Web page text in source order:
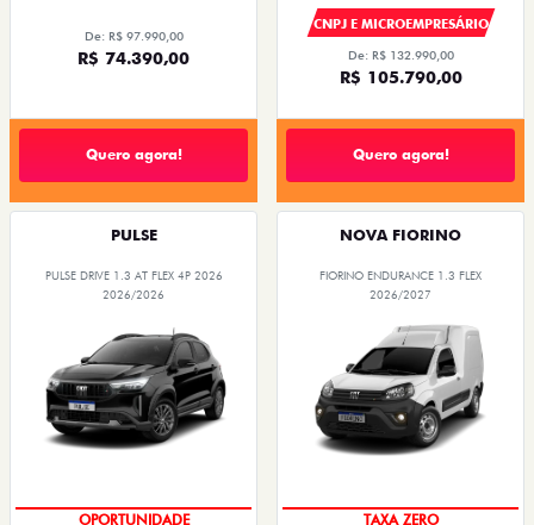
De: R$ 97.990,00
R$ 74.390,00
Quero agora!
CNPJ E MICROEMPRESÁRIO
De: R$ 132.990,00
R$ 105.790,00
Quero agora!
PULSE
PULSE DRIVE 1.3 AT FLEX 4P 2026
2026/2026
OPORTUNIDADE
NOVA FIORINO
FIORINO ENDURANCE 1.3 FLEX
2026/2027
TAXA ZERO